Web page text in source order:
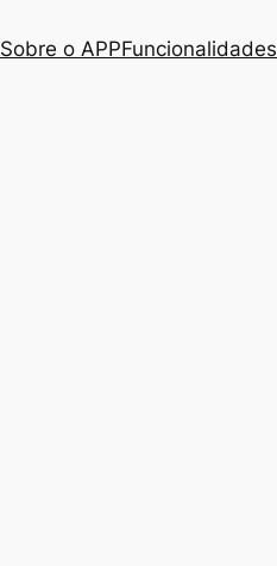
Sobre o APPFuncionalidades